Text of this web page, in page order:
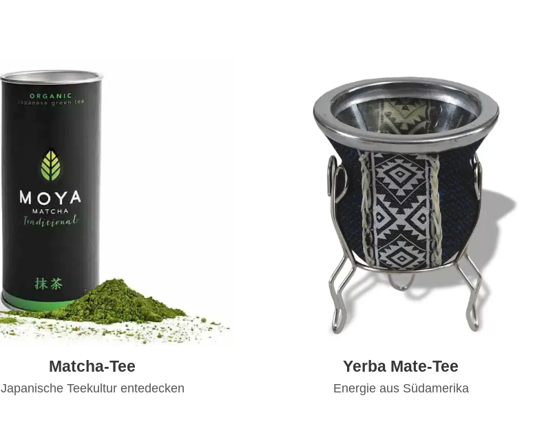
Matcha-Tee
Japanische Teekultur entedecken
Yerba Mate-Tee
Energie aus Südamerika